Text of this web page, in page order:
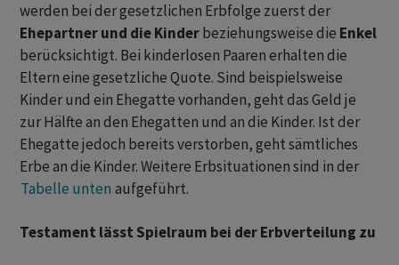
werden bei der gesetzlichen Erbfolge zuerst der
Ehepartner und die Kinderbeziehungsweise die Enkel
berücksichtigt. Bei kinderlosen Paaren erhalten die
Eltern eine gesetzliche Quote. Sind beispielsweise
Kinder und ein Ehegatte vorhanden, geht das Geld je
zur Hälfte an den Ehegatten und an die Kinder. Ist der
Ehegatte jedoch bereits verstorben, geht sämtliches
Erbe an die Kinder. Weitere Erbsituationen sind in der
Tabelle unten aufgeführt.
Testament lässt Spielraum bei der Erbverteilung zu